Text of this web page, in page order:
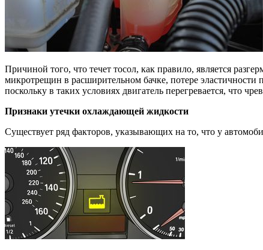
Причиной того, что течет тосол, как правило, является
микротрещин в расширительном бачке, потере эластичности
поскольку в таких условиях двигатель перегревается, что
Признаки утечки охлаждающей жидкости
Существует ряд факторов, указывающих на то, что у